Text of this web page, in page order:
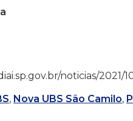
noticias/
, Nova UBS São Camilo,